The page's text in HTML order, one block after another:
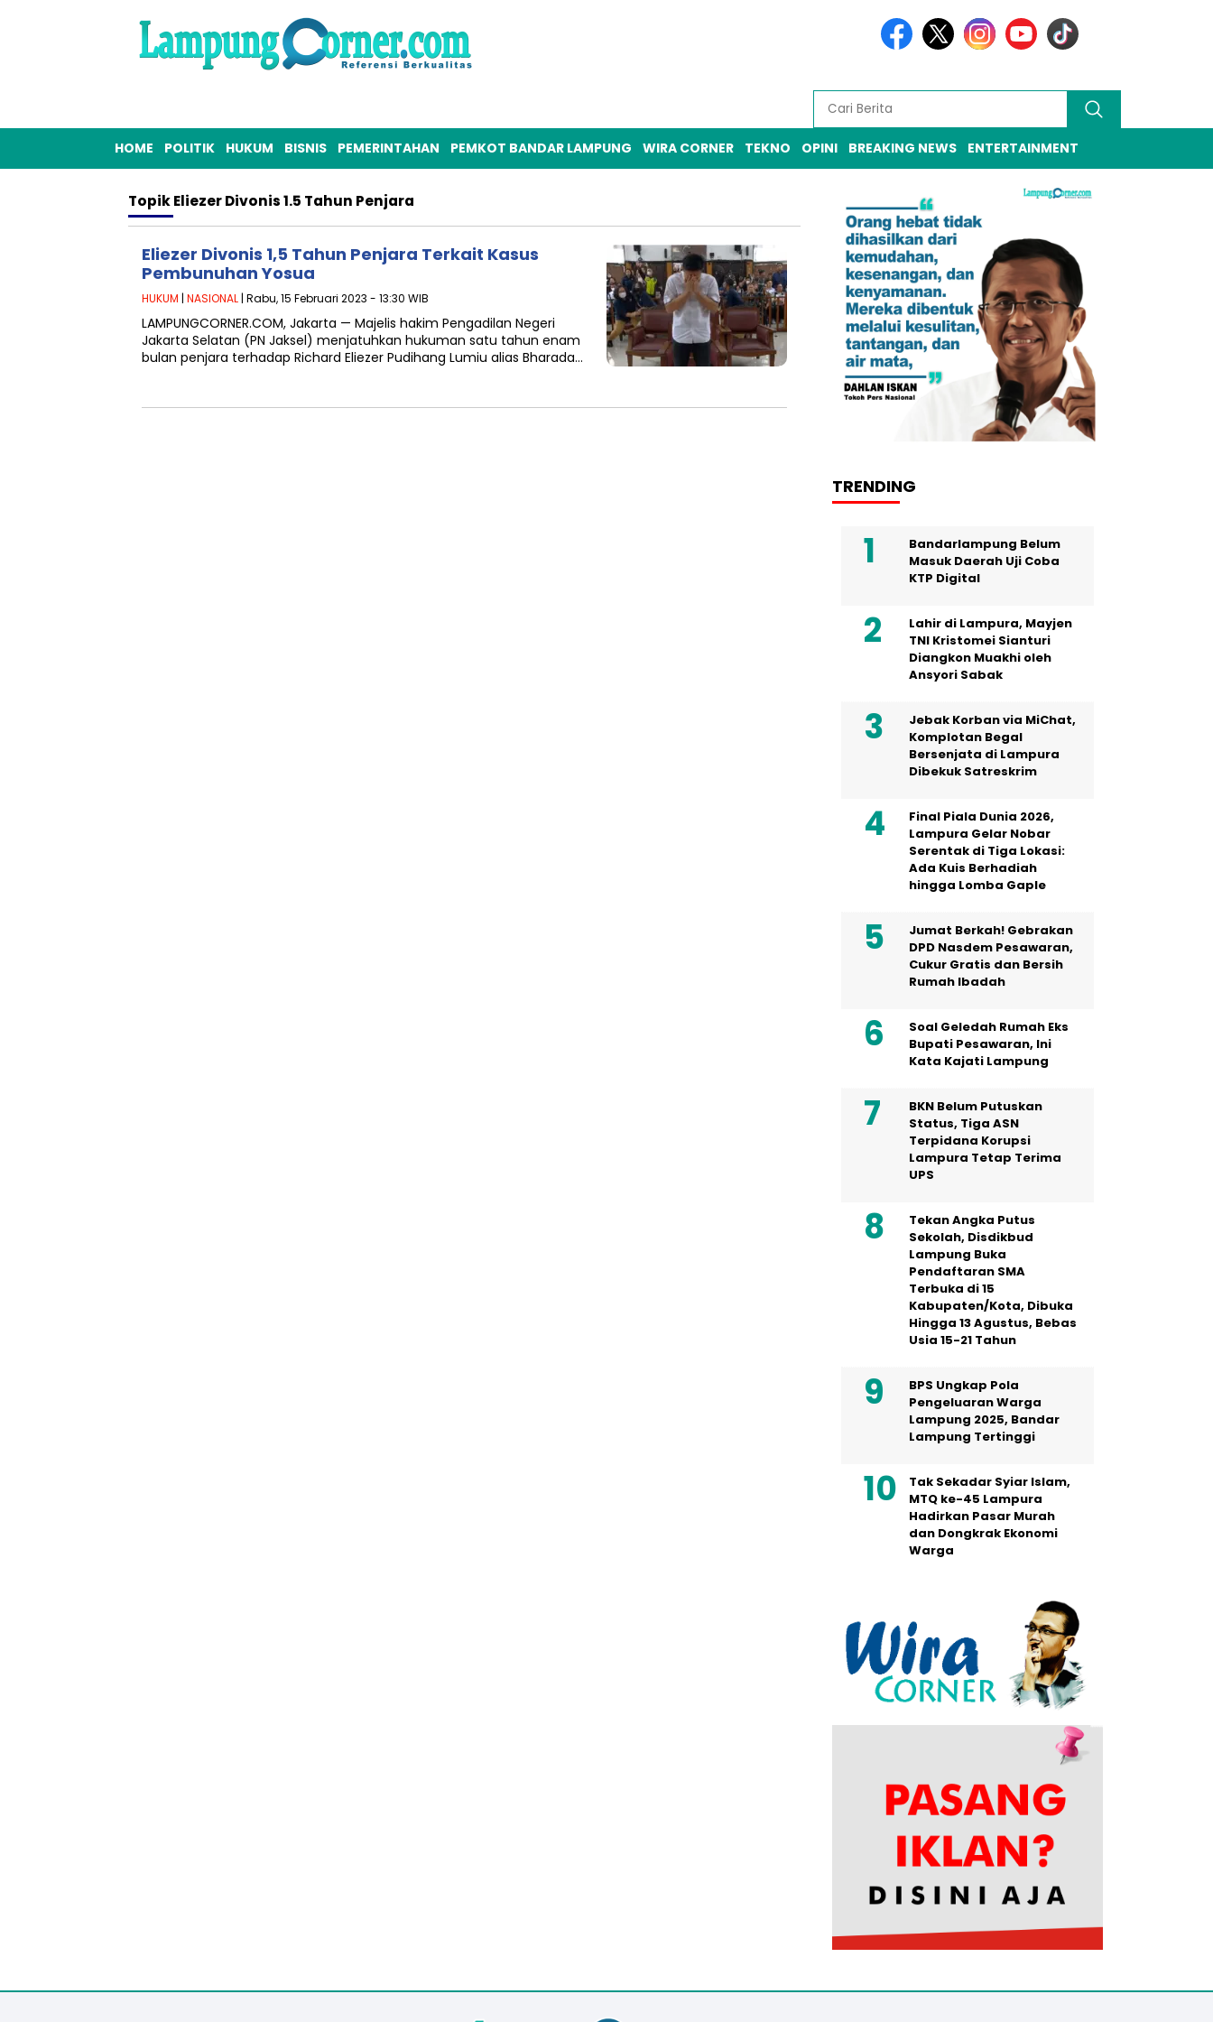
HOME POLITIK HUKUM BISNIS PEMERINTAHAN PEMKOT BANDAR LAMPUNG WIRA CORNER TEKNO OPINI BREAKING NEWS ENTERTAINMENT
TopikEliezer Divonis 1.5 Tahun Penjara
Eliezer Divonis 1,5 Tahun Penjara Terkait Kasus
Pembunuhan Yosua
HUKUM | NASIONAL | Rabu, 15 Februari 2023 - 13:30 WIB
LAMPUNGCORNER.COM, Jakarta — Majelis hakim Pengadilan Negeri
Jakarta Selatan (PN Jaksel) menjatuhkan hukuman satu tahun enam
bulan penjara terhadap Richard Eliezer Pudihang Lumiu alias Bharada…
TRENDING
Bandarlampung Belum
Masuk Daerah Uji Coba
KTP Digital
Lahir di Lampura, Mayjen
TNI Kristomei Sianturi
Diangkon Muakhi oleh
Ansyori Sabak
Jebak Korban via MiChat,
Komplotan Begal
Bersenjata di Lampura
Dibekuk Satreskrim
Final Piala Dunia 2026,
Lampura Gelar Nobar
Serentak di Tiga Lokasi:
Ada Kuis Berhadiah
hingga Lomba Gaple
Jumat Berkah! Gebrakan
DPD Nasdem Pesawaran,
Cukur Gratis dan Bersih
Rumah Ibadah
Soal Geledah Rumah Eks
Bupati Pesawaran, Ini
Kata Kajati Lampung
BKN Belum Putuskan
Status, Tiga ASN
Terpidana Korupsi
Lampura Tetap Terima
UPS
Tekan Angka Putus
Sekolah, Disdikbud
Lampung Buka
Pendaftaran SMA
Terbuka di 15
Kabupaten/Kota, Dibuka
Hingga 13 Agustus, Bebas
Usia 15-21 Tahun
BPS Ungkap Pola
Pengeluaran Warga
Lampung 2025, Bandar
Lampung Tertinggi
Tak Sekadar Syiar Islam,
MTQ ke-45 Lampura
Hadirkan Pasar Murah
dan Dongkrak Ekonomi
Warga